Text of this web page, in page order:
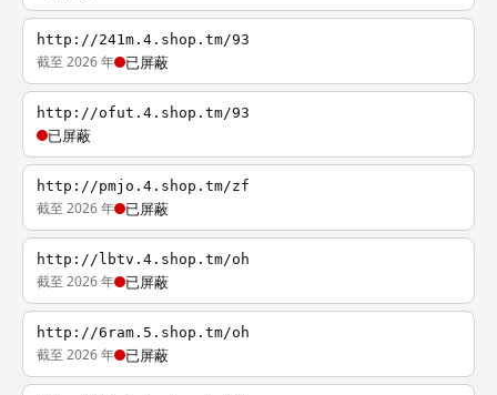
http://241m.4.shop.tm/93
截至 2026 年 已屏蔽
http://ofut.4.shop.tm/93
已屏蔽
http://pmjo.4.shop.tm/zf
截至 2026 年 已屏蔽
http://lbtv.4.shop.tm/oh
截至 2026 年 已屏蔽
http://6ram.5.shop.tm/oh
截至 2026 年 已屏蔽